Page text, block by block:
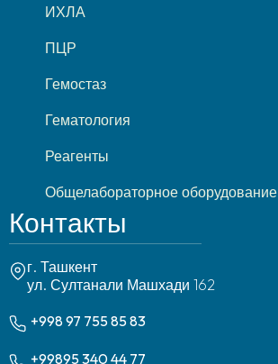
ИХЛА
ПЦР
Гемостаз
Гематология
Реагенты
Общелабораторное оборудование
Контакты
г. Ташкент
ул. Султанали Машхади 162
+998 97 755 85 83
+99895 340 44 77